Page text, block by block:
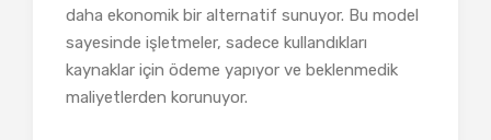
daha ekonomik bir alternatif sunuyor. Bu model
sayesinde işletmeler, sadece kullandıkları
kaynaklar için ödeme yapıyor ve beklenmedik
maliyetlerden korunuyor.